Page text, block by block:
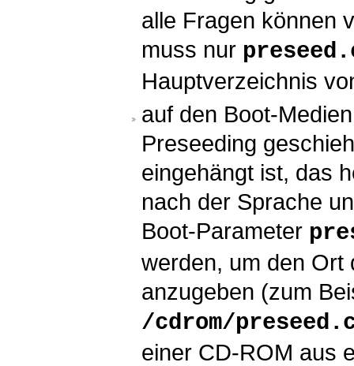
alle Fragen können
muss nur
Hauptverzeichnis
auf den Boot-
Preseeding
eingehängt ist, das
nach der Sprache
Boot-Parameter
werden, um den Ort
anzugeben (zum
/cdrom/
einer CD-ROM aus